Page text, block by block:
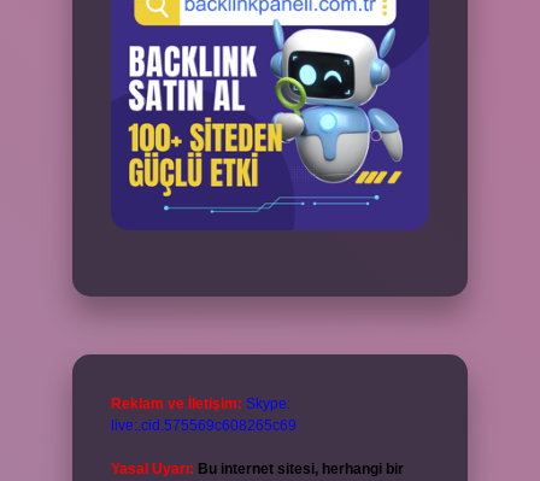
Reklam ve İletişim: Skype:
live:.cid.575569c608265c69
Yasal Uyarı: Bu internet sitesi, herhangi bir